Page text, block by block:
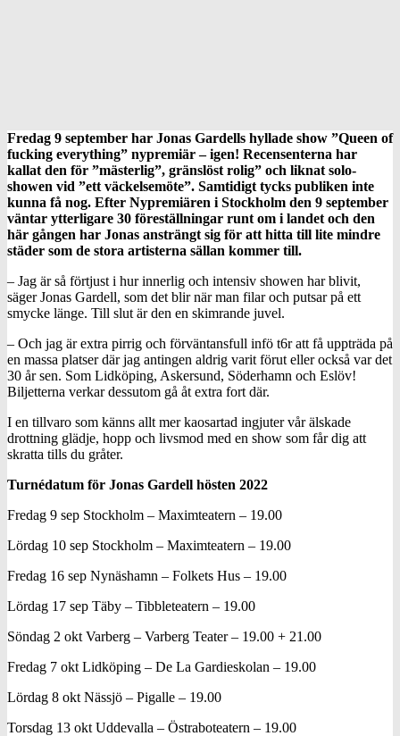
Fredag 9 september har Jonas Gardells hyllade show ”Queen of
fucking everything” nypremiär – igen! Recensenterna har
kallat den för ”mästerlig”, gränslöst rolig” och liknat solo-
showen vid ”ett väckelsemöte”. Samtidigt tycks publiken inte
kunna få nog. Efter Nypremiären i Stockholm den 9 september
väntar ytterligare 30 föreställningar runt om i landet och den
här gången har Jonas ansträngt sig för att hitta till lite mindre
städer som de stora artisterna sällan kommer till.
– Jag är så förtjust i hur innerlig och intensiv showen har blivit,
säger Jonas Gardell, som det blir när man filar och putsar på ett
smycke länge. Till slut är den en skimrande juvel.
– Och jag är extra pirrig och förväntansfull infö t6r att få uppträda på
en massa platser där jag antingen aldrig varit förut eller också var det
30 år sen. Som Lidköping, Askersund, Söderhamn och Eslöv!
Biljetterna verkar dessutom gå åt extra fort där.
I en tillvaro som känns allt mer kaosartad ingjuter vår älskade
drottning glädje, hopp och livsmod med en show som får dig att
skratta tills du gråter.
Turnédatum för Jonas Gardell hösten 2022
Fredag 9 sep Stockholm – Maximteatern – 19.00
Lördag 10 sep Stockholm – Maximteatern – 19.00
Fredag 16 sep Nynäshamn – Folkets Hus – 19.00
Lördag 17 sep Täby – Tibbleteatern – 19.00
Söndag 2 okt Varberg – Varberg Teater – 19.00 + 21.00
Fredag 7 okt Lidköping – De La Gardieskolan – 19.00
Lördag 8 okt Nässjö – Pigalle – 19.00
Torsdag 13 okt Uddevalla – Östraboteatern – 19.00